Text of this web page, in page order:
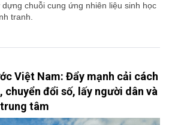
chuỗi cung ứng nhiên liệu sinh học
tranh.
Việt Nam: Đẩy mạnh cải cách
chuyển đổi số, lấy người dân và
tâm